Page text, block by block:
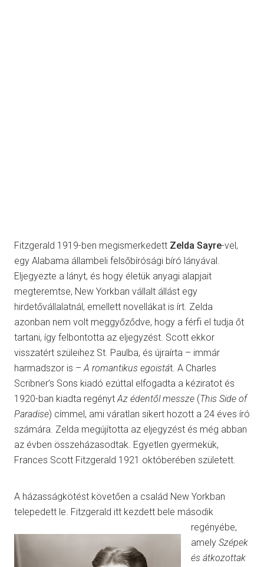
Fitzgerald 1919-ben megismerkedett Zelda Sayre-vel,
egy Alabama állambeli felsőbírósági bíró lányával.
Eljegyezte a lányt, és hogy életük anyagi alapjait
megteremtse, New Yorkban vállalt állást egy
hirdetővállalatnál, emellett novellákat is írt. Zelda
azonban nem volt meggyőződve, hogy a férfi el tudja őt
tartani, így felbontotta az eljegyzést. Scott ekkor
visszatért szüleihez St. Paulba, és újraírta – immár
harmadszor is –A romantikus egoistát. A Charles
Scribner’s Sons kiadó ezúttal elfogadta a kéziratot és
1920-ban kiadta regénytAz édentől messze (This Side of
Paradise) címmel, ami váratlan sikert hozott a 24 éves író
számára. Zelda megújította az eljegyzést és még abban
az évben összeházasodtak. Egyetlen gyermekük,
Frances Scott Fitzgerald 1921 októberében született.
A házasságkötést követően a család New Yorkban
telepedett le. Fitzgerald itt kezdett bele második
regényébe,
amely Szépek
és átkozottak